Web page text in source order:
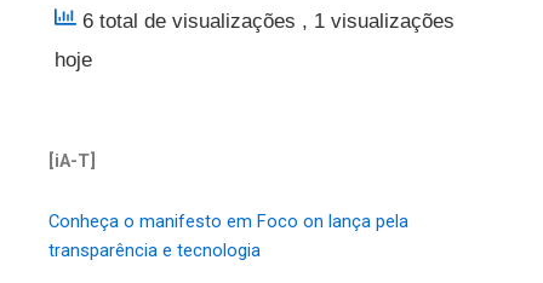
6 total de visualizações , 1 visualizações
hoje
[iA-T]
Conheça o manifesto em Foco on lança pela
transparência e tecnologia